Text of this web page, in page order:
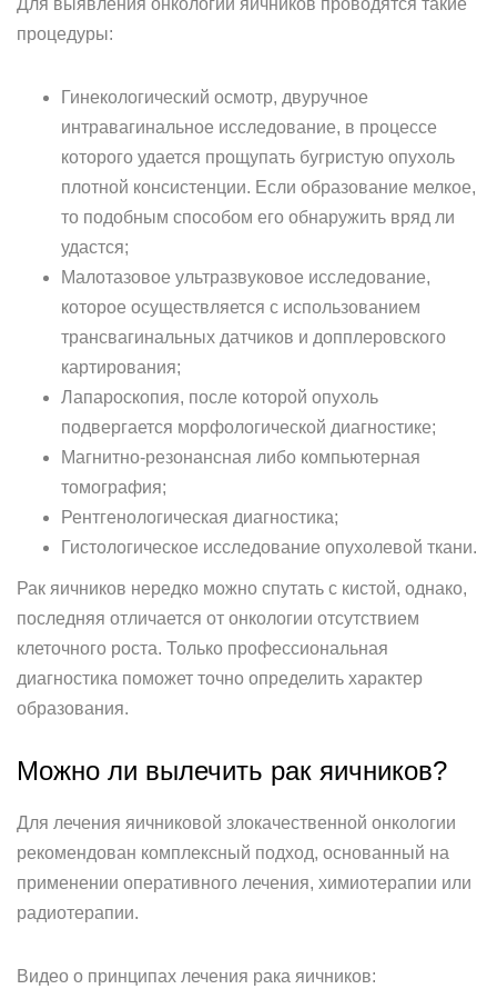
Для выявления онкологии яичников проводятся такие
процедуры:
Гинекологический осмотр, двуручное
интравагинальное исследование, в процессе
которого удается прощупать бугристую опухоль
плотной консистенции. Если образование мелкое,
то подобным способом его обнаружить вряд ли
удастся;
Малотазовое ультразвуковое исследование,
которое осуществляется с использованием
трансвагинальных датчиков и допплеровского
картирования;
Лапароскопия, после которой опухоль
подвергается морфологической диагностике;
Магнитно-резонансная либо компьютерная
томография;
Рентгенологическая диагностика;
Гистологическое исследование опухолевой ткани.
Рак яичников нередко можно спутать с кистой, однако,
последняя отличается от онкологии отсутствием
клеточного роста. Только профессиональная
диагностика поможет точно определить характер
образования.
Можно ли вылечить рак яичников?
Для лечения яичниковой злокачественной онкологии
рекомендован комплексный подход, основанный на
применении оперативного лечения, химиотерапии или
радиотерапии.
Видео о принципах лечения рака яичников: